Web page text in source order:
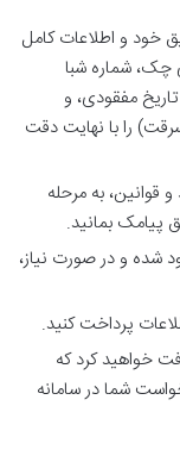
خود و اطلاعات کامل
شماره سریال 16 رقمی چک، شماره شبا
مفقودی، و
را با نهایت دقت
به مرحله
پیامک بمانید.
شده و در صورت نیاز،
پرداخت کنید.
خواهید کرد که
شما در سامانه